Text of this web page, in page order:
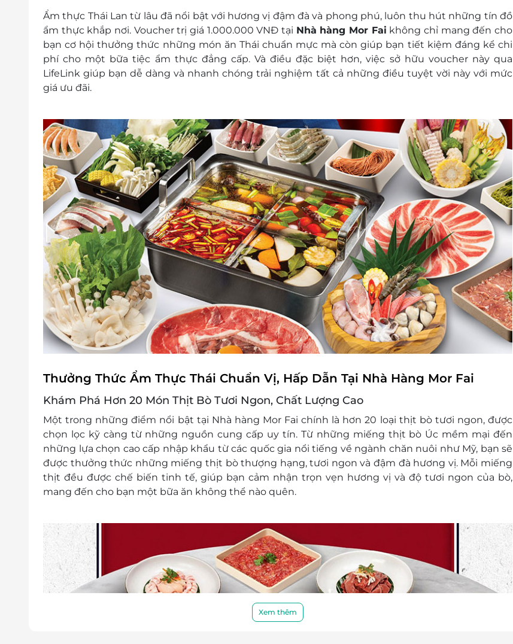
Ẩm thực Thái Lan từ lâu đã nổi bật với hương vị đậm đà và phong phú, luôn thu hút những tín đồ
ẩm thực khắp nơi. Voucher trị giá 1.000.000 VNĐ tại Nhà hàng Mor Fai không chỉ mang đến cho
bạn cơ hội thưởng thức những món ăn Thái chuẩn mực mà còn giúp bạn tiết kiệm đáng kể chi
phí cho một bữa tiệc ẩm thực đẳng cấp. Và điều đặc biệt hơn, việc sở hữu voucher này qua
LifeLink giúp bạn dễ dàng và nhanh chóng trải nghiệm tất cả những điều tuyệt vời này với mức
giá ưu đãi.
Thưởng Thức Ẩm Thực Thái Chuẩn Vị, Hấp Dẫn Tại Nhà Hàng Mor Fai
Khám Phá Hơn 20 Món Thịt Bò Tươi Ngon, Chất Lượng Cao
Một trong những điểm nổi bật tại Nhà hàng Mor Fai chính là hơn 20 loại thịt bò tươi ngon, được
chọn lọc kỹ càng từ những nguồn cung cấp uy tín. Từ những miếng thịt bò Úc mềm mại đến
những lựa chọn cao cấp nhập khẩu từ các quốc gia nổi tiếng về ngành chăn nuôi như Mỹ, bạn sẽ
được thưởng thức những miếng thịt bò thượng hạng, tươi ngon và đậm đà hương vị. Mỗi miếng
thịt đều được chế biến tinh tế, giúp bạn cảm nhận trọn vẹn hương vị và độ tươi ngon của bò,
mang đến cho bạn một bữa ăn không thể nào quên.
Xem thêm